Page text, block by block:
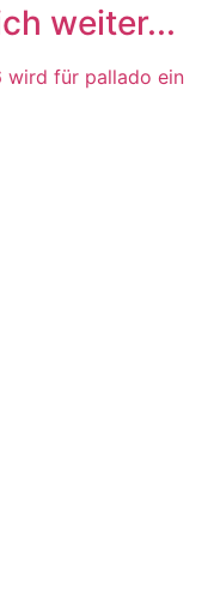
weiter...
wird für pallado ein